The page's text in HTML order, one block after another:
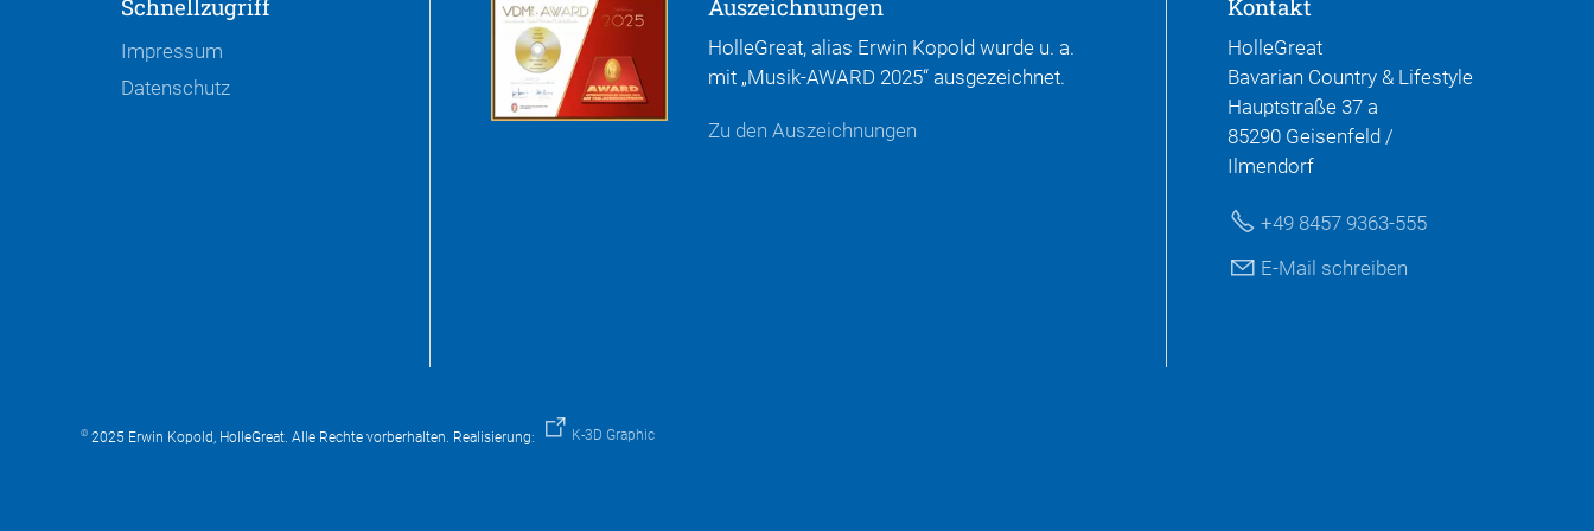
Schnellzugriff
Impressum
Datenschutz
Auszeichnungen
HolleGreat, alias Erwin Kopold wurde u. a.
mit „Musik-AWARD 2025“ ausgezeichnet.
Zu den Auszeichnungen
Kontakt
HolleGreat
Bavarian Country & Lifestyle
Hauptstraße 37 a
85290 Geisenfeld /
Ilmendorf
+49 8457 9363-555
E-Mail schreiben
© 2025 Erwin Kopold, HolleGreat. Alle Rechte vorberhalten. Realisierung: K-3D Graphic